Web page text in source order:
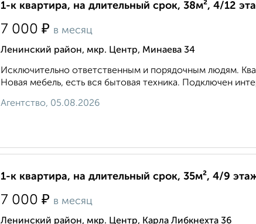
1-к квартира, на длительный срок, 38м², 4/12
7 000 ₽ в месяц
Ленинский район, мкр. Центр, Минаева 34
Исключительно ответственным и порядочным людям.
Новая мебель, есть вся бытовая техника. Подключен
Агентство, 05.08.2026
1-к квартира, на длительный срок, 35м², 4/9
7 000 ₽ в месяц
Ленинский район, мкр. Центр, Карла Либкнехта 36